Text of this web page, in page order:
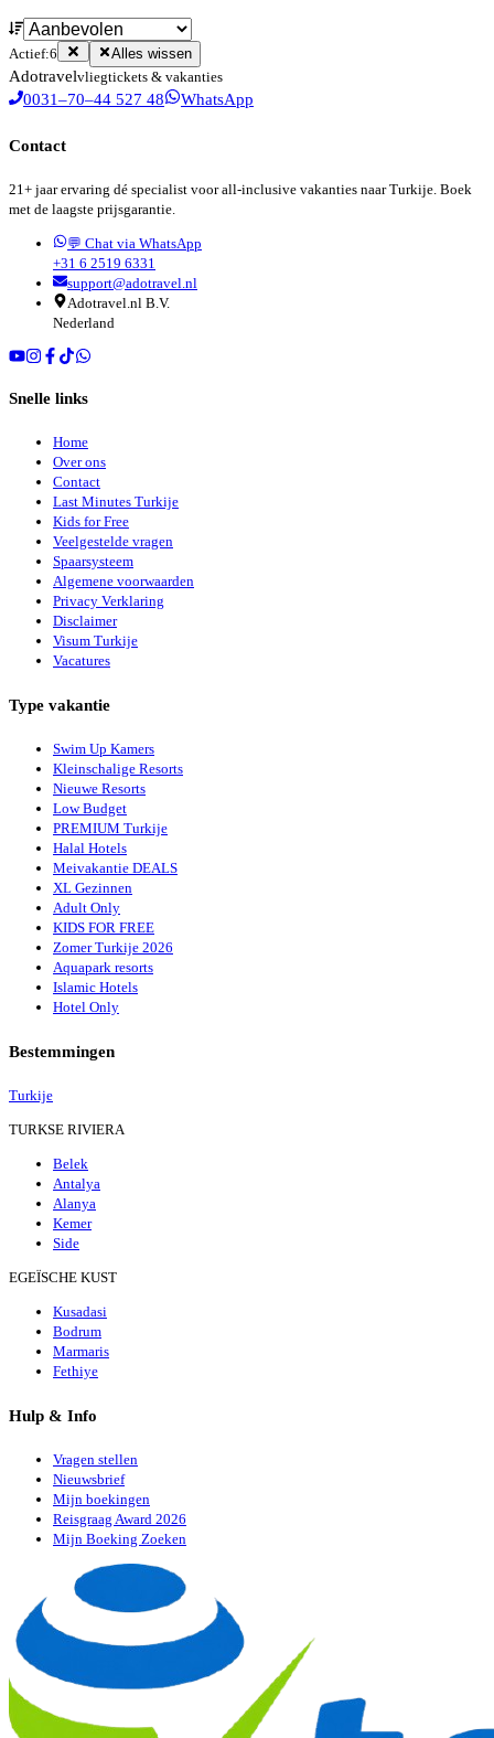
Actief:6 Alles wissen
Adotravelvliegtickets & vakanties
0031–70–44 527 48 WhatsApp
Contact
21+ jaar ervaring dé specialist voor all-inclusive vakanties naar Turkije. Boek
met de laagste prijsgarantie.
💬 Chat via WhatsApp
+31 6 2519 6331
support@adotravel.nl
Adotravel.nl B.V.
Nederland
Snelle links
Home
Over ons
Contact
Last Minutes Turkije
Kids for Free
Veelgestelde vragen
Spaarsysteem
Algemene voorwaarden
Privacy Verklaring
Disclaimer
Visum Turkije
Vacatures
Type vakantie
Swim Up Kamers
Kleinschalige Resorts
Nieuwe Resorts
Low Budget
PREMIUM Turkije
Halal Hotels
Meivakantie DEALS
XL Gezinnen
Adult Only
KIDS FOR FREE
Zomer Turkije 2026
Aquapark resorts
Islamic Hotels
Hotel Only
Bestemmingen
Turkije
TURKSE RIVIERA
Belek
Antalya
Alanya
Kemer
Side
EGEÏSCHE KUST
Kusadasi
Bodrum
Marmaris
Fethiye
Hulp & Info
Vragen stellen
Nieuwsbrief
Mijn boekingen
Reisgraag Award 2026
Mijn Boeking Zoeken